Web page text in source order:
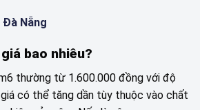
Đà Nẵng
bao nhiêu?
thường từ 1.600.000 đồng với độ
giá có thể tăng dần tùy thuộc vào chất